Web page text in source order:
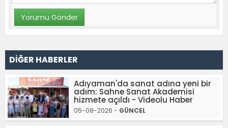
DİĞER HABERLER
Adıyaman'da sanat adına yeni bir
adım: Sahne Sanat Akademisi
hizmete açıldı - Videolu Haber
05-08-2026 - GÜNCEL